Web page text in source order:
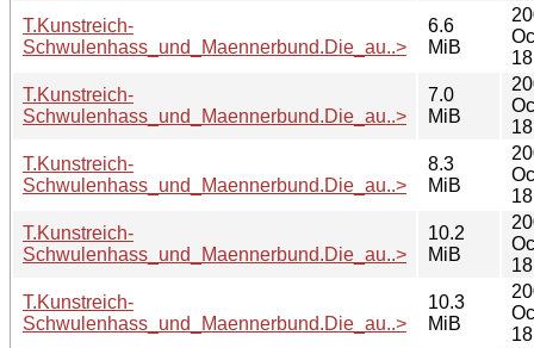
T.Kunstreich-
Schwulenhass_und_Maennerbund.Die_au..>
6.6
MiB
T.Kunstreich-
Schwulenhass_und_Maennerbund.Die_au..>
7.0
MiB
T.Kunstreich-
Schwulenhass_und_Maennerbund.Die_au..>
8.3
MiB
T.Kunstreich-
Schwulenhass_und_Maennerbund.Die_au..>
10.2
MiB
T.Kunstreich-
Schwulenhass_und_Maennerbund.Die_au..>
10.3
MiB